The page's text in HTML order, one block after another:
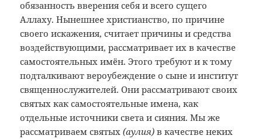
обязанность вверения себя и всего сущего
Аллаху. Нынешнее христианство, по причине
своего искажения, считает причины и средства
воздействующими, рассматривает их в качестве
самостоятельных имён. Этого требуют и к тому
подталкивают вероубеждение о сыне и институт
священнослужителей. Они рассматривают своих
святых как самостоятельные имена, как
отдельные источники света и сияния. Мы же
рассматриваем святых(аулия) в качестве неких